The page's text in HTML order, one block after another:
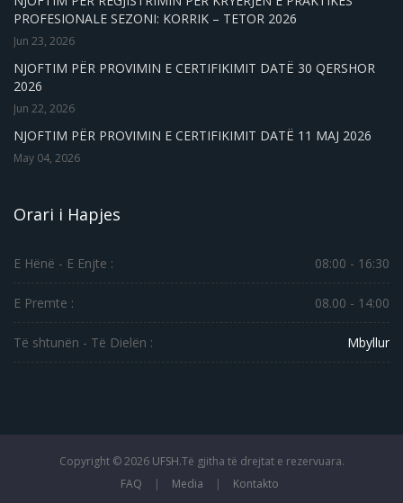
PROFESIONALE SEZONI: KORRIK – TETOR 2026
Jun 23, 2026
NJOFTIM PËR PROVIMIN E CERTIFIKIMIT DATË 30 QERSHOR
2026
Jun 22, 2026
NJOFTIM PËR PROVIMIN E CERTIFIKIMIT DATË 11 MAJ 2026
May 04, 2026
Orari i Hapjes
E Hënë - E Enjte : 08:00 - 16:30
E Premte : 08.00 - 14:00
Të shtunën - Të Dielën : Mbyllur
Copyright ©2026 UFSH.Të gjitha të drejtat e rezervuara.
FAQ
| Media | Kontakto